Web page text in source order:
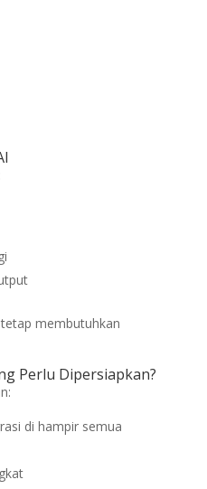
membutuhkan
Perlu Dipersiapkan?
di hampir semua